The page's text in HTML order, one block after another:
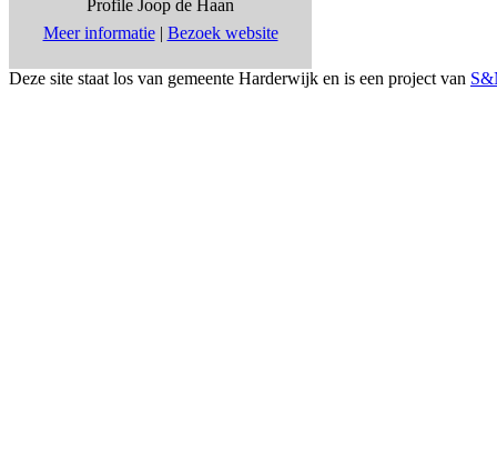
Profile Joop de Haan
Meer informatie| Bezoek website
Deze site staat los van gemeente Harderwijk en is een project van